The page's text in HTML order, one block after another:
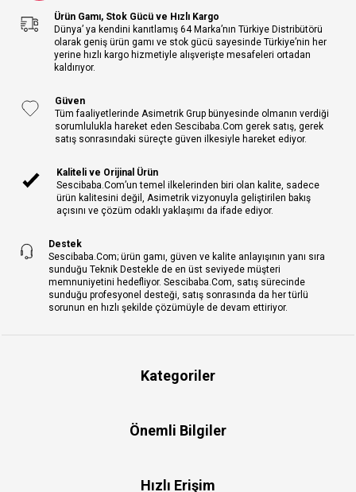
Ürün Gamı, Stok Gücü ve Hızlı Kargo
Dünya’ ya kendini kanıtlamış 64 Marka’nın Türkiye Distribütörü
olarak geniş ürün gamı ve stok gücü sayesinde Türkiye’nin her
yerine hızlı kargo hizmetiyle alışverişte mesafeleri ortadan
kaldırıyor.
Güven
Tüm faaliyetlerinde Asimetrik Grup bünyesinde olmanın verdiği
sorumlulukla hareket eden Sescibaba.Com gerek satış, gerek
satış sonrasındaki süreçte güven ilkesiyle hareket ediyor.
Kaliteli ve Orijinal Ürün
Sescibaba.Com’un temel ilkelerinden biri olan kalite, sadece
ürün kalitesini değil, Asimetrik vizyonuyla geliştirilen bakış
açısını ve çözüm odaklı yaklaşımı da ifade ediyor.
Destek
Sescibaba.Com; ürün gamı, güven ve kalite anlayışının yanı sıra
sunduğu Teknik Destekle de en üst seviyede müşteri
memnuniyetini hedefliyor. Sescibaba.Com, satış sürecinde
sunduğu profesyonel desteği, satış sonrasında da her türlü
sorunun en hızlı şekilde çözümüyle de devam ettiriyor.
Kategoriler
Önemli Bilgiler
Hızlı Erişim